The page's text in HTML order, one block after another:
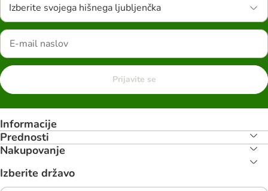
Izberite svojega hišnega ljubljenčka
Prijavite se
Informacije
Prednosti
Nakupovanje
Izberite državo